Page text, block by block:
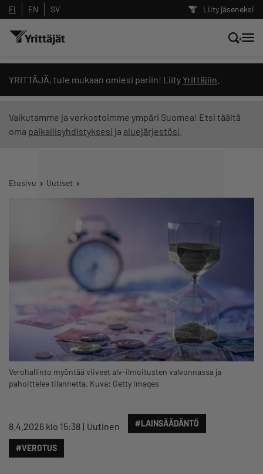
Liity jäseneksi
FI EN SV
YRITTÄJÄ, tule mukaan omiesi pariin! Liity Yrittäjiin
Vaikutamme ja verkostoimme ympäri Suomea! Etsi täältä
oma paikallisyhdistyksesi ja aluejärjestösi
Etusivu Uutiset
Verohallinto myöntää viiveet alv-ilmoitusten valvonnassa ja
pahoittelee tilannetta. Kuva: Getty Images
8.4.2026 klo 15:38 Uutinen #LAINSÄÄDÄNTÖ
#VEROTUS
Hae sivustolta tai kysy suoraan
Yrittäjien tekoälyltä
Suodata hakutuloksia: näytä kaikki sisältö